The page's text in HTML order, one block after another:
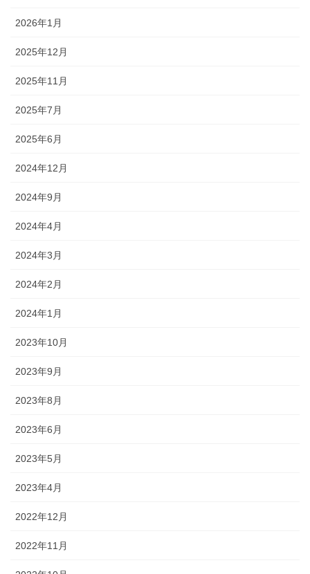
2026年1月
2025年12月
2025年11月
2025年7月
2025年6月
2024年12月
2024年9月
2024年4月
2024年3月
2024年2月
2024年1月
2023年10月
2023年9月
2023年8月
2023年6月
2023年5月
2023年4月
2022年12月
2022年11月